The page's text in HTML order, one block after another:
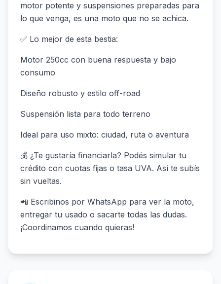
motor potente y suspensiones preparadas para
lo que venga, es una moto que no se achica.
✅ Lo mejor de esta bestia:
Motor 250cc con buena respuesta y bajo
consumo
Diseño robusto y estilo off-road
Suspensión lista para todo terreno
Ideal para uso mixto: ciudad, ruta o aventura
💰 ¿Te gustaría financiarla? Podés simular tu
crédito con cuotas fijas o tasa UVA. Así te subís
sin vueltas.
📲 Escribinos por WhatsApp para ver la moto,
entregar tu usado o sacarte todas las dudas.
¡Coordinamos cuando quieras!